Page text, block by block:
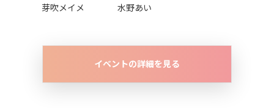
芽吹メイメ 水野あい
イベントの詳細を見る